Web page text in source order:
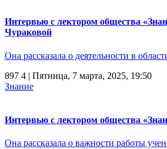
Интервью с лектором общества
Чураковой
Она рассказала о деятельности в
897 4 | Пятница, 7 марта, 2025, 19:50
Знание
Интервью с лектором общества
Она рассказала о важности работы